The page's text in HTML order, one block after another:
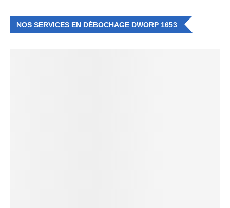
NOS SERVICES EN DÉBOCHAGE DWORP 1653